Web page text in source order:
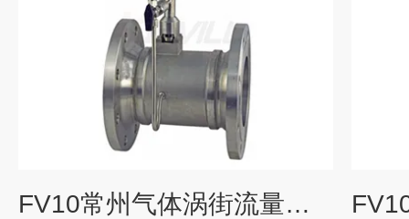
FV10常州气体涡街流量计生产厂家_KEWILL